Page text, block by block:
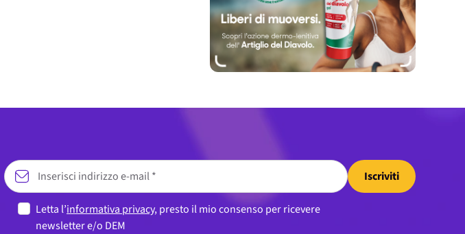
Iscriviti
Letta l’informativa privacy, presto il mio consenso per ricevere
newsletter e/o DEM